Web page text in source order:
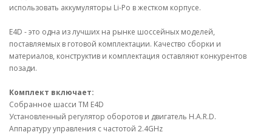
использовать аккумуляторы Li-Po в жестком корпусе.
E4D - это одна из лучших на рынке шоссейных моделей,
поставляемых в готовой комплектации. Качество сборки и
материалов, конструктив и комплектация оставляют конкурентов
позади.
Комплект включает:
Собранное шасси TM E4D
Установленный регулятор оборотов и двигатель H.A.R.D.
Аппаратуру управления с частотой 2.4GHz